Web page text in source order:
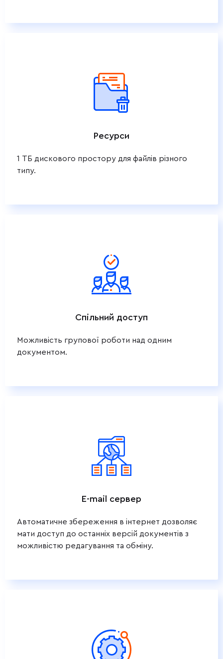
Ресурси
1 ТБ дискового простору для файлів різного
типу.
Спільний доступ
Можливість групової роботи над одним
документом.
E-mail сервер
Автоматичне збереження в інтернет дозволяє
мати доступ до останніх версій документів з
можливістю редагування та обміну.